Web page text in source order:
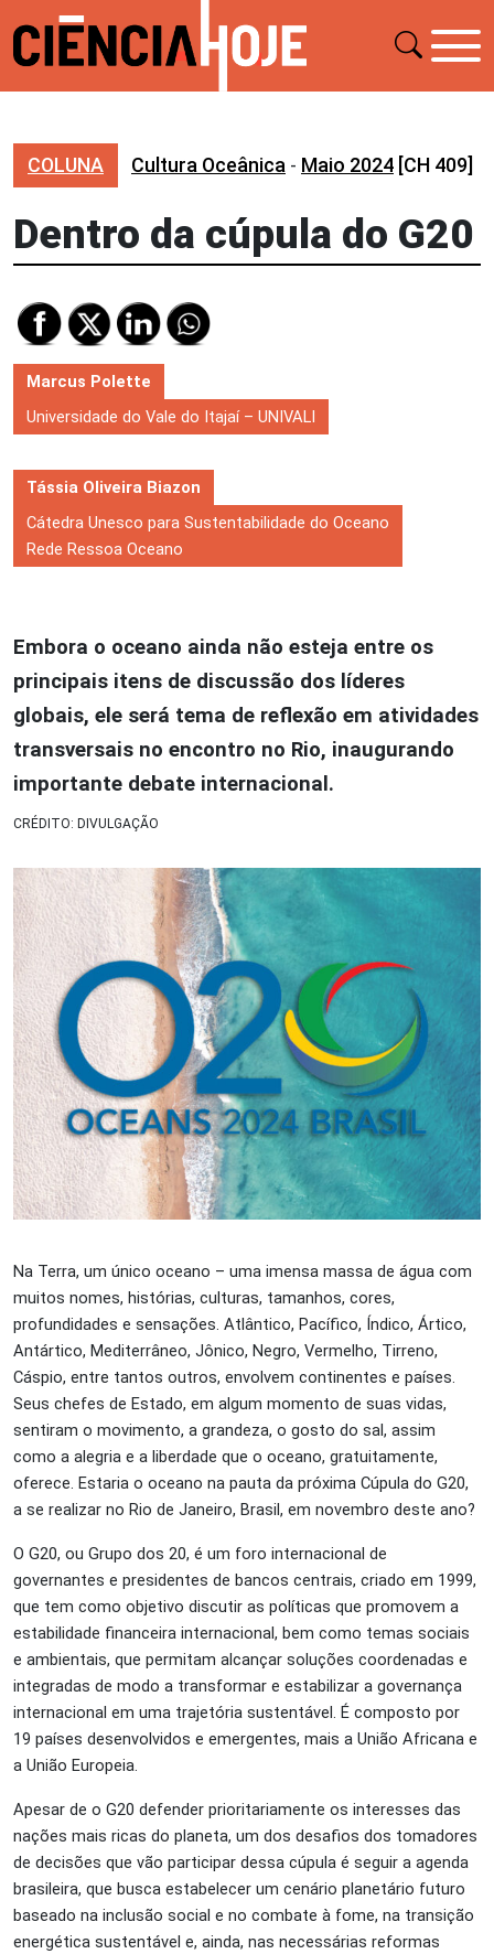
COLUNA Cultura Oceânica - Maio 2024 [CH 409]
Dentro da cúpula do G20
Marcus Polette
Universidade do Vale do Itajaí – UNIVALI
Tássia Oliveira Biazon
Cátedra Unesco para Sustentabilidade do Oceano
Rede Ressoa Oceano
Embora o oceano ainda não esteja entre os
principais itens de discussão dos líderes
globais, ele será tema de reflexão em atividades
transversais no encontro no Rio, inaugurando
importante debate internacional.
CRÉDITO: DIVULGAÇÃO
Na Terra, um único oceano – uma imensa massa de água com
muitos nomes, histórias, culturas, tamanhos, cores,
profundidades e sensações. Atlântico, Pacífico, Índico, Ártico,
Antártico, Mediterrâneo, Jônico, Negro, Vermelho, Tirreno,
Cáspio, entre tantos outros, envolvem continentes e países.
Seus chefes de Estado, em algum momento de suas vidas,
sentiram o movimento, a grandeza, o gosto do sal, assim
como a alegria e a liberdade que o oceano, gratuitamente,
oferece. Estaria o oceano na pauta da próxima Cúpula do G20,
a se realizar no Rio de Janeiro, Brasil, em novembro deste ano?
O G20, ou Grupo dos 20, é um foro internacional de
governantes e presidentes de bancos centrais, criado em 1999,
que tem como objetivo discutir as políticas que promovem a
estabilidade financeira internacional, bem como temas sociais
e ambientais, que permitam alcançar soluções coordenadas e
integradas de modo a transformar e estabilizar a governança
internacional em uma trajetória sustentável. É composto por
19 países desenvolvidos e emergentes, mais a União Africana e
a União Europeia.
Apesar de o G20 defender prioritariamente os interesses das
nações mais ricas do planeta, um dos desafios dos tomadores
de decisões que vão participar dessa cúpula é seguir a agenda
brasileira, que busca estabelecer um cenário planetário futuro
baseado na inclusão social e no combate à fome, na transição
energética sustentável e, ainda, nas necessárias reformas